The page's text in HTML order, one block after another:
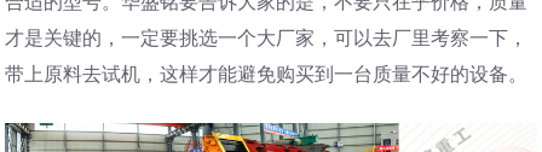
才是关键的，一定要挑选一个大厂家，可以去厂里考察一下，
带上原料去试机，这样才能避免购买到一台质量不好的设备。